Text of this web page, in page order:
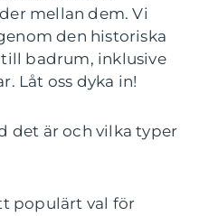
mellan dem. Vi
den historiska
badrum, inklusive
Låt oss dyka in!
det är och vilka typer
populärt val för